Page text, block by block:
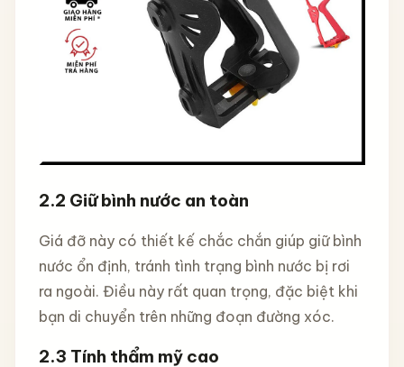
2.2 Giữ bình nước an toàn
Giá đỡ này có thiết kế chắc chắn giúp giữ bình
nước ổn định, tránh tình trạng bình nước bị rơi
ra ngoài. Điều này rất quan trọng, đặc biệt khi
bạn di chuyển trên những đoạn đường xóc.
2.3 Tính thẩm mỹ cao